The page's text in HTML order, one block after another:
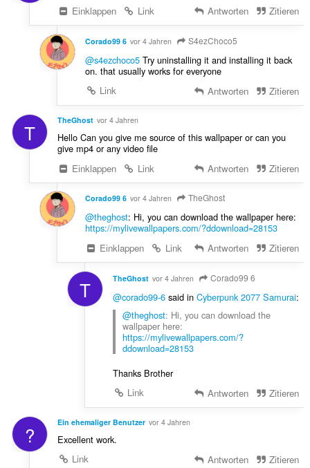
Einklappen
Link Antworten Zitieren
Corado99 6 vor 4 Jahren S4ezChoco5
@s4ezchoco5Try uninstalling it and installing it back
on. that usually works for everyone
Link
Antworten Zitieren
T TheGhost vor 4 Jahren
Hello Can you give me source of this wallpaper or can you
give mp4 or any video file
Einklappen
Link Antworten Zitieren
Corado99 6 vor 4 Jahren TheGhost
@theghost: Hi, you can download the wallpaper here:
https://mylivewallpapers.com/?ddownload=28153
Einklappen
Link Antworten Zitieren
T TheGhost vor 4 Jahren Corado99 6
@corado99-6said in Cyberpunk 2077 Samurai:
@theghost: Hi, you can download the
wallpaper here:
https://mylivewallpapers.com/?
ddownload=28153
Thanks Brother
Link
Antworten Zitieren
? Ein ehemaliger Benutzer vor 4 Jahren
Excellent work.
Link
Antworten Zitieren